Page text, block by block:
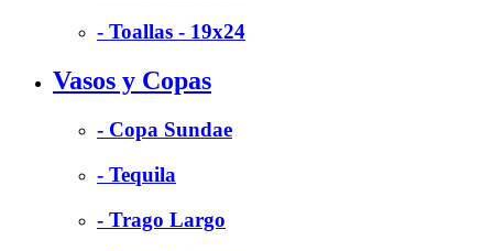
- Toallas - 19x24
Vasos y Copas
- Copa Sundae
- Tequila
- Trago Largo